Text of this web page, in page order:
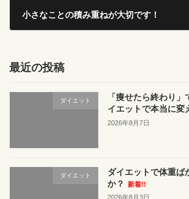
小さなことの積み重ねが大切です！
最近の投稿
ダイエット
「痩せたら終わり
イエットで本当に変
2026年8月7日
ダイエット
ダイエットで体重ば
か？
新着!!
2026年8月3日